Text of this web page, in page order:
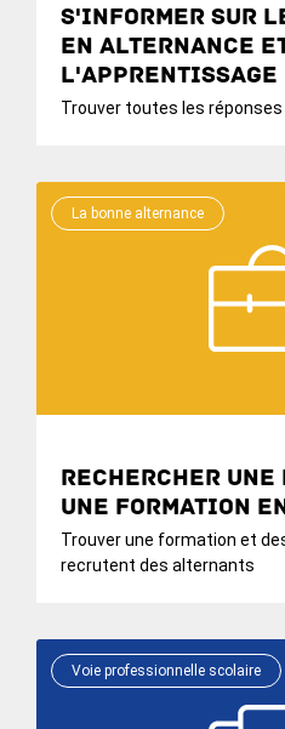
S'informer sur
en alternance
l'apprentissage
Trouver toutes les
La bonne alternance
Rechercher
une formation
Trouver une formation et
recrutent des alternants
Voie professionnelle scolaire